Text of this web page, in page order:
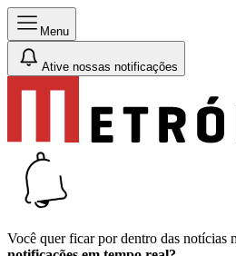
Menu
Ative nossas notificações
Você quer ficar por dentro das notícias